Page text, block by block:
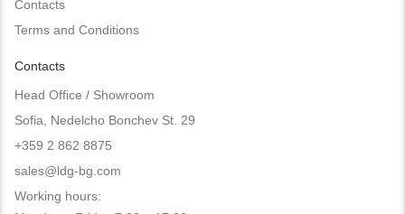
Contacts
Terms and Conditions
Contacts
Head Office / Showroom
Sofia, Nedelcho Bonchev St. 29
+359 2 862 8875
sales@ldg-bg.com
Working hours: